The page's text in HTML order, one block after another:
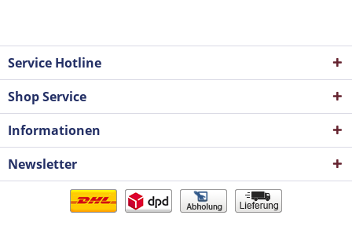
Service Hotline
Shop Service
Informationen
Newsletter